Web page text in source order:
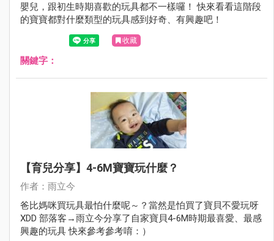
嬰兒，跟初生時期喜歡的玩具都不一樣囉！ 快來看看這階段
的寶寶都對什麼類型的玩具感到好奇、有興趣吧！
收藏
關鍵字：
【育兒分享】4-6M寶寶玩什麼？
作者：雨立今
爸比媽咪買玩具最怕什麼呢～？當然是怕買了寶貝不愛玩呀
XDD 部落客→雨立今分享了自家寶貝4-6M時期最喜愛、最感
興趣的玩具 快來參考參考唷：）